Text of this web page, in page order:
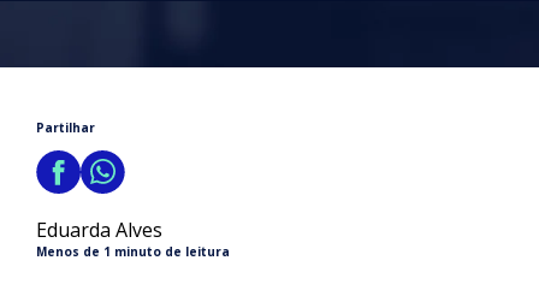
Partilhar
Eduarda Alves
Menos de 1 minuto de leitura